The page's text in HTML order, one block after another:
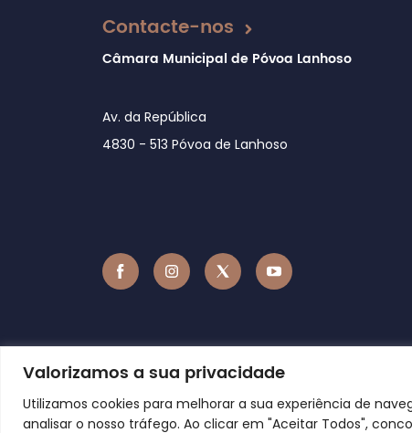
Valorizamos a sua privacidade
Utilizamos cookies para melhorar a sua experiência de
analisar o nosso tráfego. Ao clicar em "Aceitar Todos",
Contacte-nos
Câmara Municipal de Póvoa Lanhoso
Av. da República
4830 - 513 Póvoa de Lanhoso